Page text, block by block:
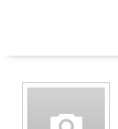
Calarasi